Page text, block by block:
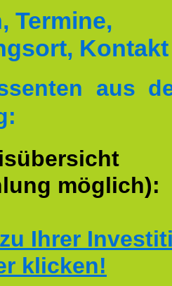
Termine,
Kontakt
aus
möglich):
Ihrer
klicken!